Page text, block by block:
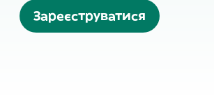
Зареєструватися